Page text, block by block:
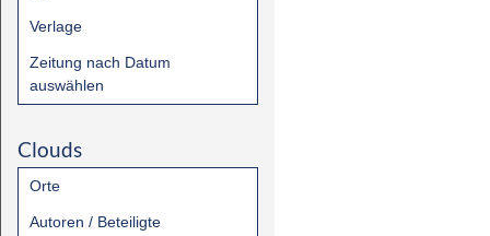
Verlage
Zeitung nach Datum
auswählen
Clouds
Orte
Autoren / Beteiligte